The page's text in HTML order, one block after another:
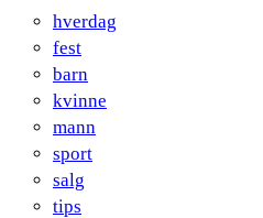
hverdag
fest
barn
kvinne
mann
sport
salg
tips